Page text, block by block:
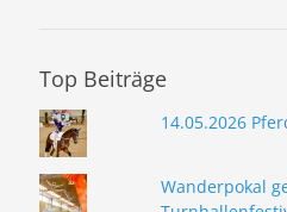
Top Beiträge
14.05.2026
Wanderpokal